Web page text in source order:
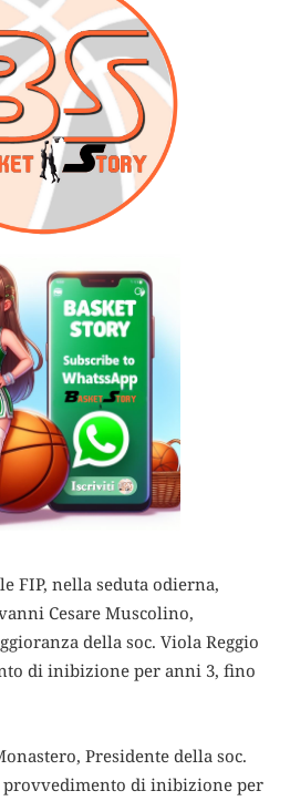
FIP, nella seduta odierna,
Cesare Muscolino,
della soc. Viola Reggio
di inibizione per anni 3, fino
Presidente della soc.
provvedimento di inibizione per